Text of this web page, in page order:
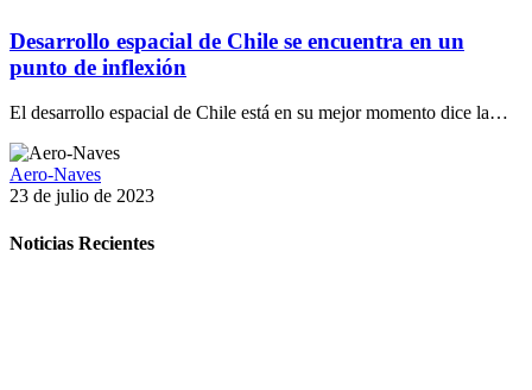
Desarrollo espacial de Chile se encuentra en un
punto de inflexión
El desarrollo espacial de Chile está en su mejor momento dice la…
Aero-Naves
23 de julio de 2023
Noticias Recientes